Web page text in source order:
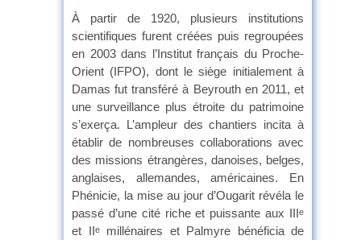
À partir de 1920, plusieurs institutions
scientifiques furent créées puis regroupées
en 2003 dans l’Institut français du Proche-
Orient (IFPO), dont le siège initialement à
Damas fut transféré à Beyrouth en 2011, et
une surveillance plus étroite du patrimoine
s’exerça. L’ampleur des chantiers incita à
établir de nombreuses collaborations avec
des missions étrangères, danoises, belges,
anglaises, allemandes, américaines. En
Phénicie, la mise au jour d’Ougarit révéla le
passé d’une cité riche et puissante aux IIIe
et IIemillénaires et Palmyre bénéficia de